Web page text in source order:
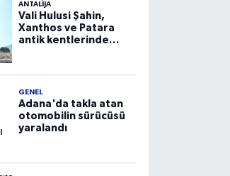
ANTALIJA
Vali Hulusi Şahin,
Xanthos ve Patara
antik kentlerinde
GENEL
Adana'da takla atan
otomobilin sürücüsü
yaralandı